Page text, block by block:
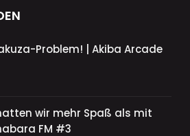
Problem! | Akiba Arcade
wir mehr Spaß als mit
FM #3